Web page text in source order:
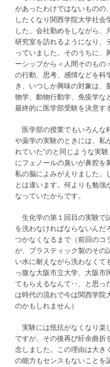
があったわけではないものの
したくなり関西学院大学社会
した。会社勤めをしながら
研究室を訪れるようになり、
っていました。そのうちに、
ーシップから＜人間そのもの
の行動、思考、感情などを科
き、いつしか興味の対象は、
物学、動物行動学、免疫学な
最終的に医学部受験を決意す
医学部の授業でもいろんな
や薬学の実験のときには、私
れていた”のと同じような実
にフェノールの臭いが鼻腔を
私の脳によみがえりました。
とは違います。何よりも勉強
なっていたからです。
生化学の第１回目の実験で
を洗わなければならないんだ
つかなくなるまで（前回のコ
が、プラスティック製のその
い水に耐えながら洗わなくて
っ腹な大阪市立大学、大阪市
てもらえるなんて･･、と思
は時代の流れで今は関西学院
のかもしれません）
実験には抵抗がなくなり楽
ですが、その後再び紆余曲折
念しました。この理由は大き
の能力もセンスもないことを